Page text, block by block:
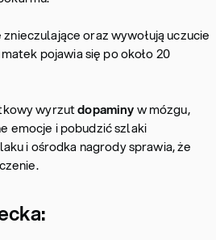
oraz wywołują uczucie
pojawia się po około 20
wyrzutdopaminyw mózgu,
emocje i pobudzić szlaki
i ośrodka nagrody sprawia, że